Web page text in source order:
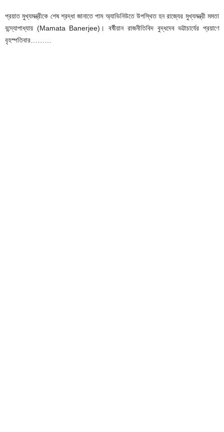
প্রয়াত মুখ্যমন্ত্রীকে শেষ শ্রদ্ধা জানাতে পাম‌‌ অ্যাভিনিউতে উপস্থিত হন রাজ্যের মুখ্যমন্ত্রী মমতা
বন্দ্যোপাধ্যায় (Mamata Banerjee)। বর্ষীয়ান রাজনীতিবিদ বুদ্ধদেব ভট্টাচার্যের প্রয়াণে
বৃহস্পতিবার………